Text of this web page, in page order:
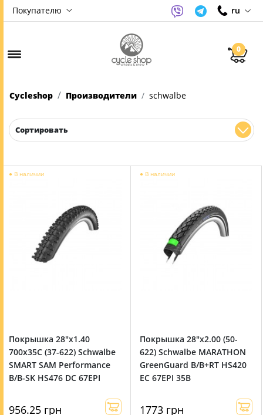
Покупателю ru
0
Cycleshop Производители schwalbe
Сортировать
● В наличии
Покрышка 28"x1.40
700x35C (37-622) Schwalbe
SMART SAM Performance
B/B-SK HS476 DC 67EPI
956.25 грн
● В наличии
Покрышка 28"x2.00 (50-
622) Schwalbe MARATHON
GreenGuard B/B+RT HS420
EC 67EPI 35B
1773 грн